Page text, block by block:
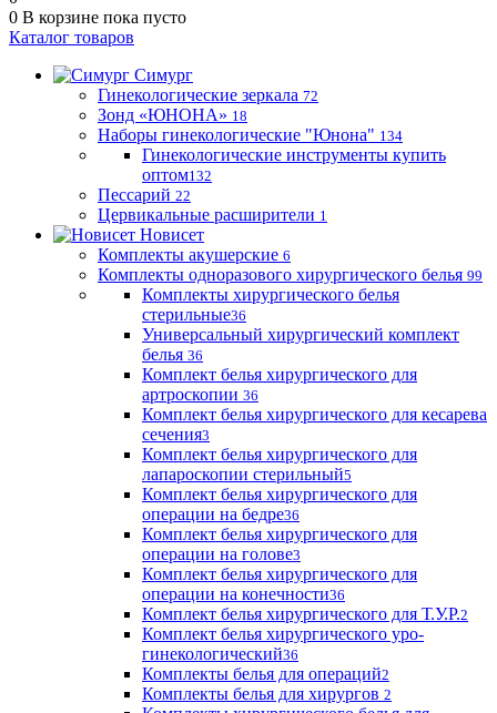
0 В корзине пока пусто
Каталог товаров
Симург
Гинекологические зеркала 72
Зонд «ЮНОНА» 18
Наборы гинекологические "Юнона" 134
Гинекологические инструменты купить
оптом132
Пессарий 22
Цервикальные расширители 1
Новисет
Комплекты акушерские 6
Комплекты одноразового хирургического белья 99
Комплекты хирургического белья
стерильные36
Универсальный хирургический комплект
белья 36
Комплект белья хирургического для
артроскопии 36
Комплект белья хирургического для кесарева
сечения3
Комплект белья хирургического для
лапароскопии стерильный5
Комплект белья хирургического для
операции на бедре36
Комплект белья хирургического для
операции на голове3
Комплект белья хирургического для
операции на конечности36
Комплект белья хирургического для Т.У.Р.2
Комплект белья хирургического уро-
гинекологический36
Комплекты белья для операций2
Комплекты белья для хирургов 2